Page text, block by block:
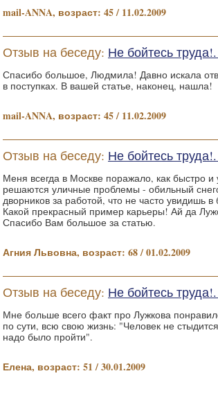
mail-ANNA, возраст: 45 / 11.02.2009
Отзыв на беседу: Не бойтесь
Спасибо большое, Людмила! Давно искала
в поступках. В вашей статье, наконец, нашла!
mail-ANNA, возраст: 45 / 11.02.2009
Отзыв на беседу: Не бойтесь
Меня всегда в Москве поражало, как быстро
решаются уличные проблемы - обильный
дворников за работой, что не часто увидишь
Какой прекрасный пример карьеры! Ай да
Спасибо Вам большое за статью.
Агния Львовна, возраст: 68 / 01.02.2009
Отзыв на беседу: Не бойтесь
Мне больше всего факт про Лужкова
по сути, всю свою жизнь: "Человек не
надо было пройти".
Елена, возраст: 51 / 30.01.2009